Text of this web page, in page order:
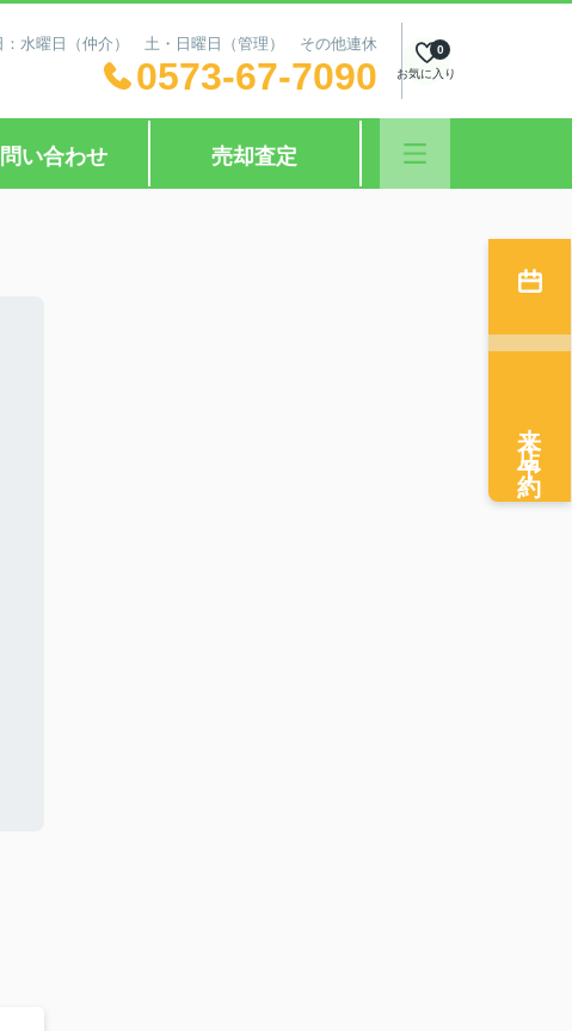
水曜日（仲介） 土・日曜日（管理） その他連休
0573-67-7090 お気に入り
0
い合わせ 売却査定
来店予約